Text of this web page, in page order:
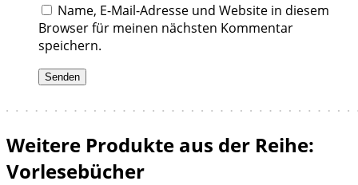
Name, E-Mail-Adresse und Website in diesem
Browser für meinen nächsten Kommentar
speichern.
Weitere Produkte aus der Reihe:
Vorlesebücher